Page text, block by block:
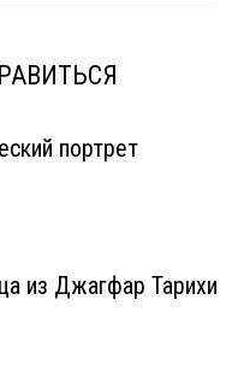
портрет
из Джагфар Тарихи